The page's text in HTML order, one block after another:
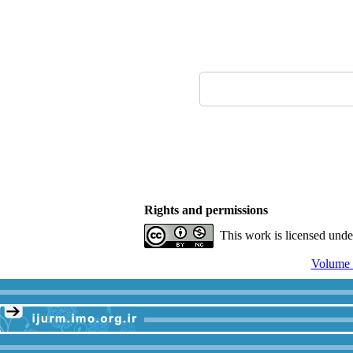
Rights and permissions
This work is licensed